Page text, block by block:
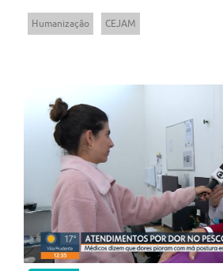
Humanização CEJAM